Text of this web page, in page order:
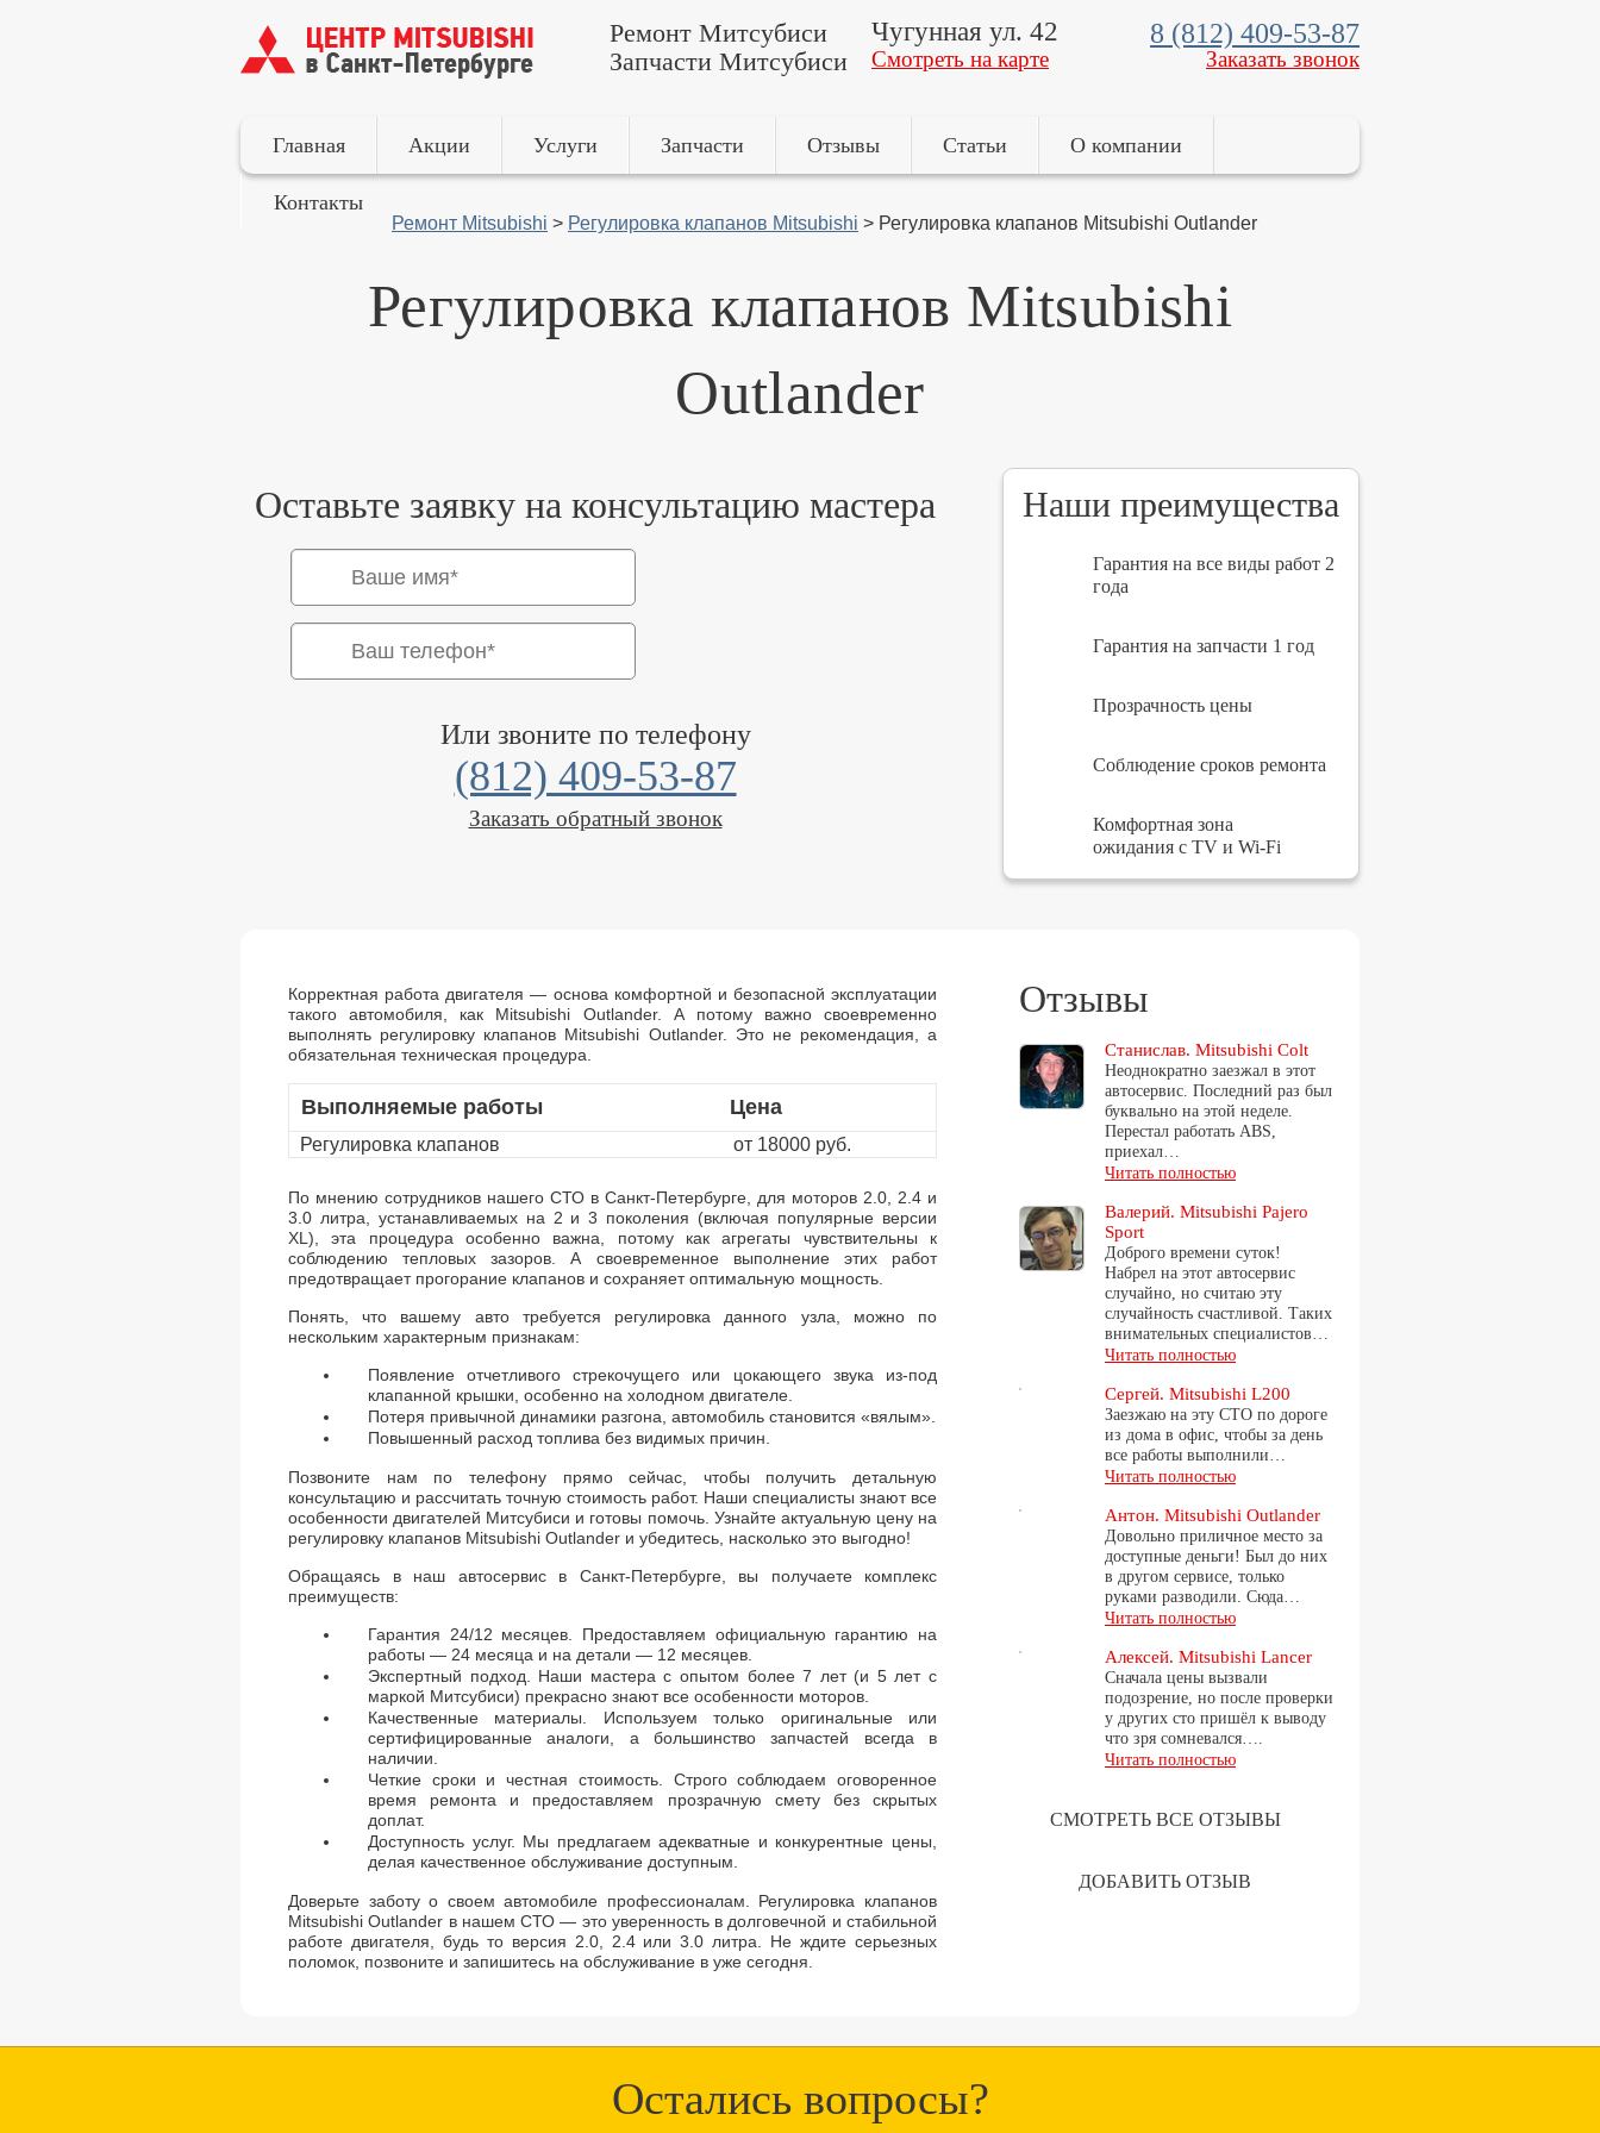
Ремонт Митсубиси
Запчасти Митсубиси
Чугунная ул. 42
Смотреть на карте
8 (812) 409-53-87
Заказать звонок
Главная Акции Услуги Запчасти Отзывы Статьи О компании
Контакты
Ремонт Mitsubishi > Регулировка клапанов Mitsubishi > Регулировка клапанов Mitsubishi Outlander
Регулировка клапанов Mitsubishi
Outlander
Оставьте заявку на консультацию мастера
Или звоните по телефону
(812) 409-53-87
Заказать обратный звонок
Наши преимущества
Гарантия на все виды работ 2
года
Гарантия на запчасти 1 год
Прозрачность цены
Соблюдение сроков ремонта
Комфортная зона
ожидания с TV и Wi-Fi
Корректная работа двигателя — основа комфортной и безопасной эксплуатации
такого автомобиля, как Mitsubishi Outlander. А потому важно своевременно
выполнять регулировку клапанов Mitsubishi Outlander. Это не рекомендация, а
обязательная техническая процедура.
Выполняемые работы Цена
Регулировка клапанов от 18000 руб.
По мнению сотрудников нашего СТО в Санкт-Петербурге, для моторов 2.0, 2.4 и
3.0 литра, устанавливаемых на 2 и 3 поколения (включая популярные версии
XL), эта процедура особенно важна, потому как агрегаты чувствительны к
соблюдению тепловых зазоров. А своевременное выполнение этих работ
предотвращает прогорание клапанов и сохраняет оптимальную мощность.
Понять, что вашему авто требуется регулировка данного узла, можно по
нескольким характерным признакам:
Появление отчетливого стрекочущего или цокающего звука из-под
клапанной крышки, особенно на холодном двигателе.
Потеря привычной динамики разгона, автомобиль становится «вялым».
Повышенный расход топлива без видимых причин.
Позвоните нам по телефону прямо сейчас, чтобы получить детальную
консультацию и рассчитать точную стоимость работ. Наши специалисты знают все
особенности двигателей Митсубиси и готовы помочь. Узнайте актуальную цену на
регулировку клапанов Mitsubishi Outlander и убедитесь, насколько это выгодно!
Обращаясь в наш автосервис в Санкт-Петербурге, вы получаете комплекс
преимуществ:
Гарантия 24/12 месяцев. Предоставляем официальную гарантию на
работы — 24 месяца и на детали — 12 месяцев.
Экспертный подход. Наши мастера с опытом более 7 лет (и 5 лет с
маркой Митсубиси) прекрасно знают все особенности моторов.
Качественные материалы. Используем только оригинальные или
сертифицированные аналоги, а большинство запчастей всегда в
наличии.
Четкие сроки и честная стоимость. Строго соблюдаем оговоренное
время ремонта и предоставляем прозрачную смету без скрытых
доплат.
Доступность услуг. Мы предлагаем адекватные и конкурентные цены,
делая качественное обслуживание доступным.
Доверьте заботу о своем автомобиле профессионалам. Регулировка клапанов
Mitsubishi Outlander в нашем СТО — это уверенность в долговечной и стабильной
работе двигателя, будь то версия 2.0, 2.4 или 3.0 литра. Не ждите серьезных
поломок, позвоните и запишитесь на обслуживание в уже сегодня.
Отзывы
Станислав. Mitsubishi Colt
Неоднократно заезжал в этот
автосервис. Последний раз был
буквально на этой неделе.
Перестал работать ABS,
приехал…
Читать полностью
Валерий. Mitsubishi Pajero
Sport
Доброго времени суток!
Набрел на этот автосервис
случайно, но считаю эту
случайность счастливой. Таких
внимательных специалистов…
Читать полностью
Сергей. Mitsubishi L200
Заезжаю на эту СТО по дороге
из дома в офис, чтобы за день
все работы выполнили…
Читать полностью
Антон. Mitsubishi Outlander
Довольно приличное место за
доступные деньги! Был до них
в другом сервисе, только
руками разводили. Сюда…
Читать полностью
Алексей. Mitsubishi Lancer
Сначала цены вызвали
подозрение, но после проверки
у других сто пришёл к выводу
что зря сомневался….
Читать полностью
СМОТРЕТЬ ВСЕ ОТЗЫВЫ
ДОБАВИТЬ ОТЗЫВ
Остались вопросы?